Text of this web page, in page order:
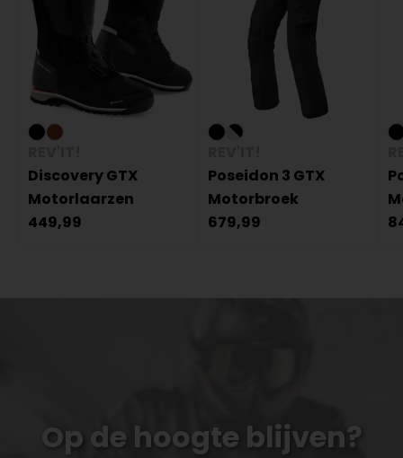
Discovery GTX
Motorlaarzen
449,99
Poseidon 3 GTX
Motorbroek
679,99
Op de hoogte blijven?